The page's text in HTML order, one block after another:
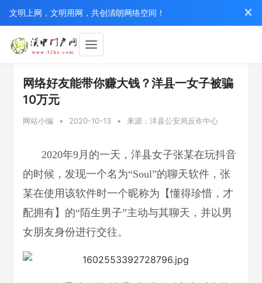
文明上网，文明用网，共创清朗网络空间！
网络好友能带你赚大钱？洋县一女子被骗
10万元
网站小编 • 2020-10-13 • 来源：洋县公安局反诈中心
2020年9月的一天，洋县女子张某在玩抖音
的时候，发现一个名为“Soul”的聊天软件，张
某在使用该软件时一个昵称为【懂得珍惜，才
配拥有】的“陌生男子”主动与其聊天，并以男
女朋友身份进行交往。